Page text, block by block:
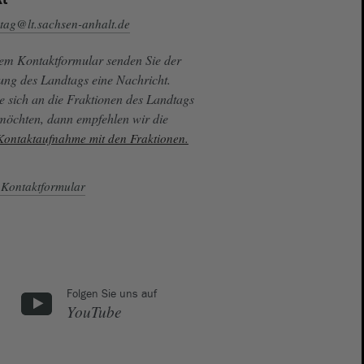
anhalt.de
Kontaktformular senden Sie der
des Landtags eine Nachricht.
sich an die Fraktionen des Landtags
dann empfehlen wir die
mit den Fraktionen.
Folgen Sie uns auf
YouTube